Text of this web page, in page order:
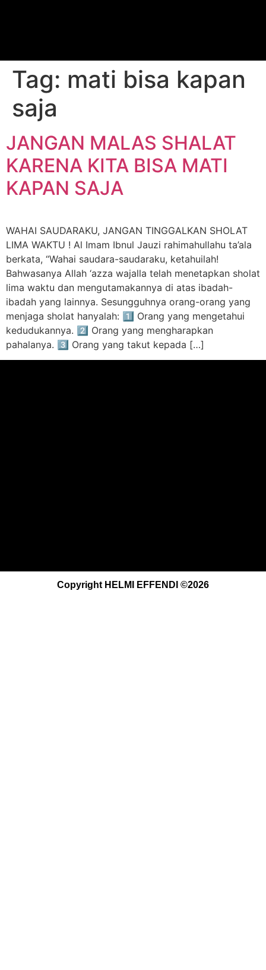
Tag: mati bisa kapan
saja
JANGAN MALAS SHALAT
KARENA KITA BISA MATI
KAPAN SAJA
WAHAI SAUDARAKU, JANGAN TINGGALKAN SHOLAT
LIMA WAKTU ! Al Imam Ibnul Jauzi rahimahullahu ta’ala
berkata, “Wahai saudara-saudaraku, ketahuilah!
Bahwasanya Allah ‘azza wajalla telah menetapkan sholat
lima waktu dan mengutamakannya di atas ibadah-
ibadah yang lainnya. Sesungguhnya orang-orang yang
menjaga sholat hanyalah: 1⃣ Orang yang mengetahui
kedudukannya. 2⃣ Orang yang mengharapkan
pahalanya. 3⃣ Orang yang takut kepada […]
Copyright HELMI EFFENDI ©2026